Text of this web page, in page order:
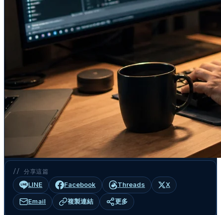
// 分享這篇
LINE Facebook Threads X
Email 複製連結 更多